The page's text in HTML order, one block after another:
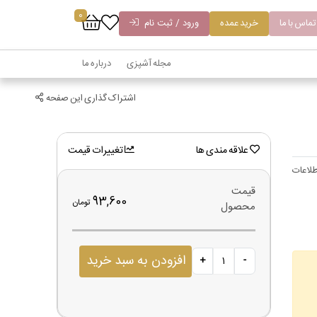
تماس با ما خرید عمده ورود / ثبت نام
0
مجله آشپزی درباره ما
اشتراک گذاری این صفحه
علاقه مندی ها تغییرات قیمت
قیمت
محصول
93,600تومان
افزودن به سبد خرید